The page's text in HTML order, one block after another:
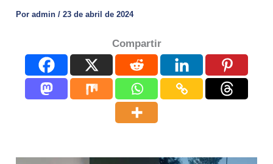
Poradmin/23 de abril de 2024
Compartir